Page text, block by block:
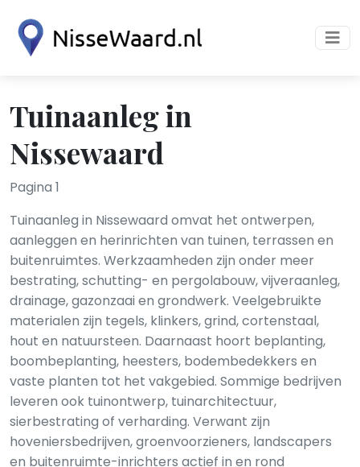
Tuinaanleg in
Nissewaard
Pagina 1
Tuinaanleg in Nissewaard omvat het ontwerpen,
aanleggen en herinrichten van tuinen, terrassen en
buitenruimtes. Werkzaamheden zijn onder meer
bestrating, schutting- en pergolabouw, vijveraanleg,
drainage, gazonzaai en grondwerk. Veelgebruikte
materialen zijn tegels, klinkers, grind, cortenstaal,
hout en natuursteen. Daarnaast hoort beplanting,
boombeplanting, heesters, bodembedekkers en
vaste planten tot het vakgebied. Sommige bedrijven
leveren ook tuinontwerp, tuinarchitectuur,
sierbestrating of verharding. Verwant zijn
hoveniersbedrijven, groenvoorzieners, landscapers
en buitenruimte-inrichters actief in en rond